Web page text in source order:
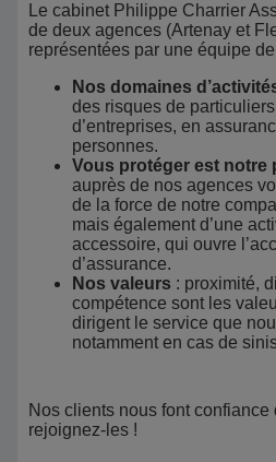
Le cabinet Philippe Charrier
de deux agences (Artenay et
représentées par une équipe
Nos domaines
des risques de
d’entreprises, en
personnes.
Vous protéger est notre
auprès de nos agences
de la force de notre
mais également d’une
accessoire, qui ouvre
d’assurance.
Nos valeurs : proximité,
compétence sont les
dirigent le service que
notamment en cas de
Nos clients nous font
rejoignez-les !